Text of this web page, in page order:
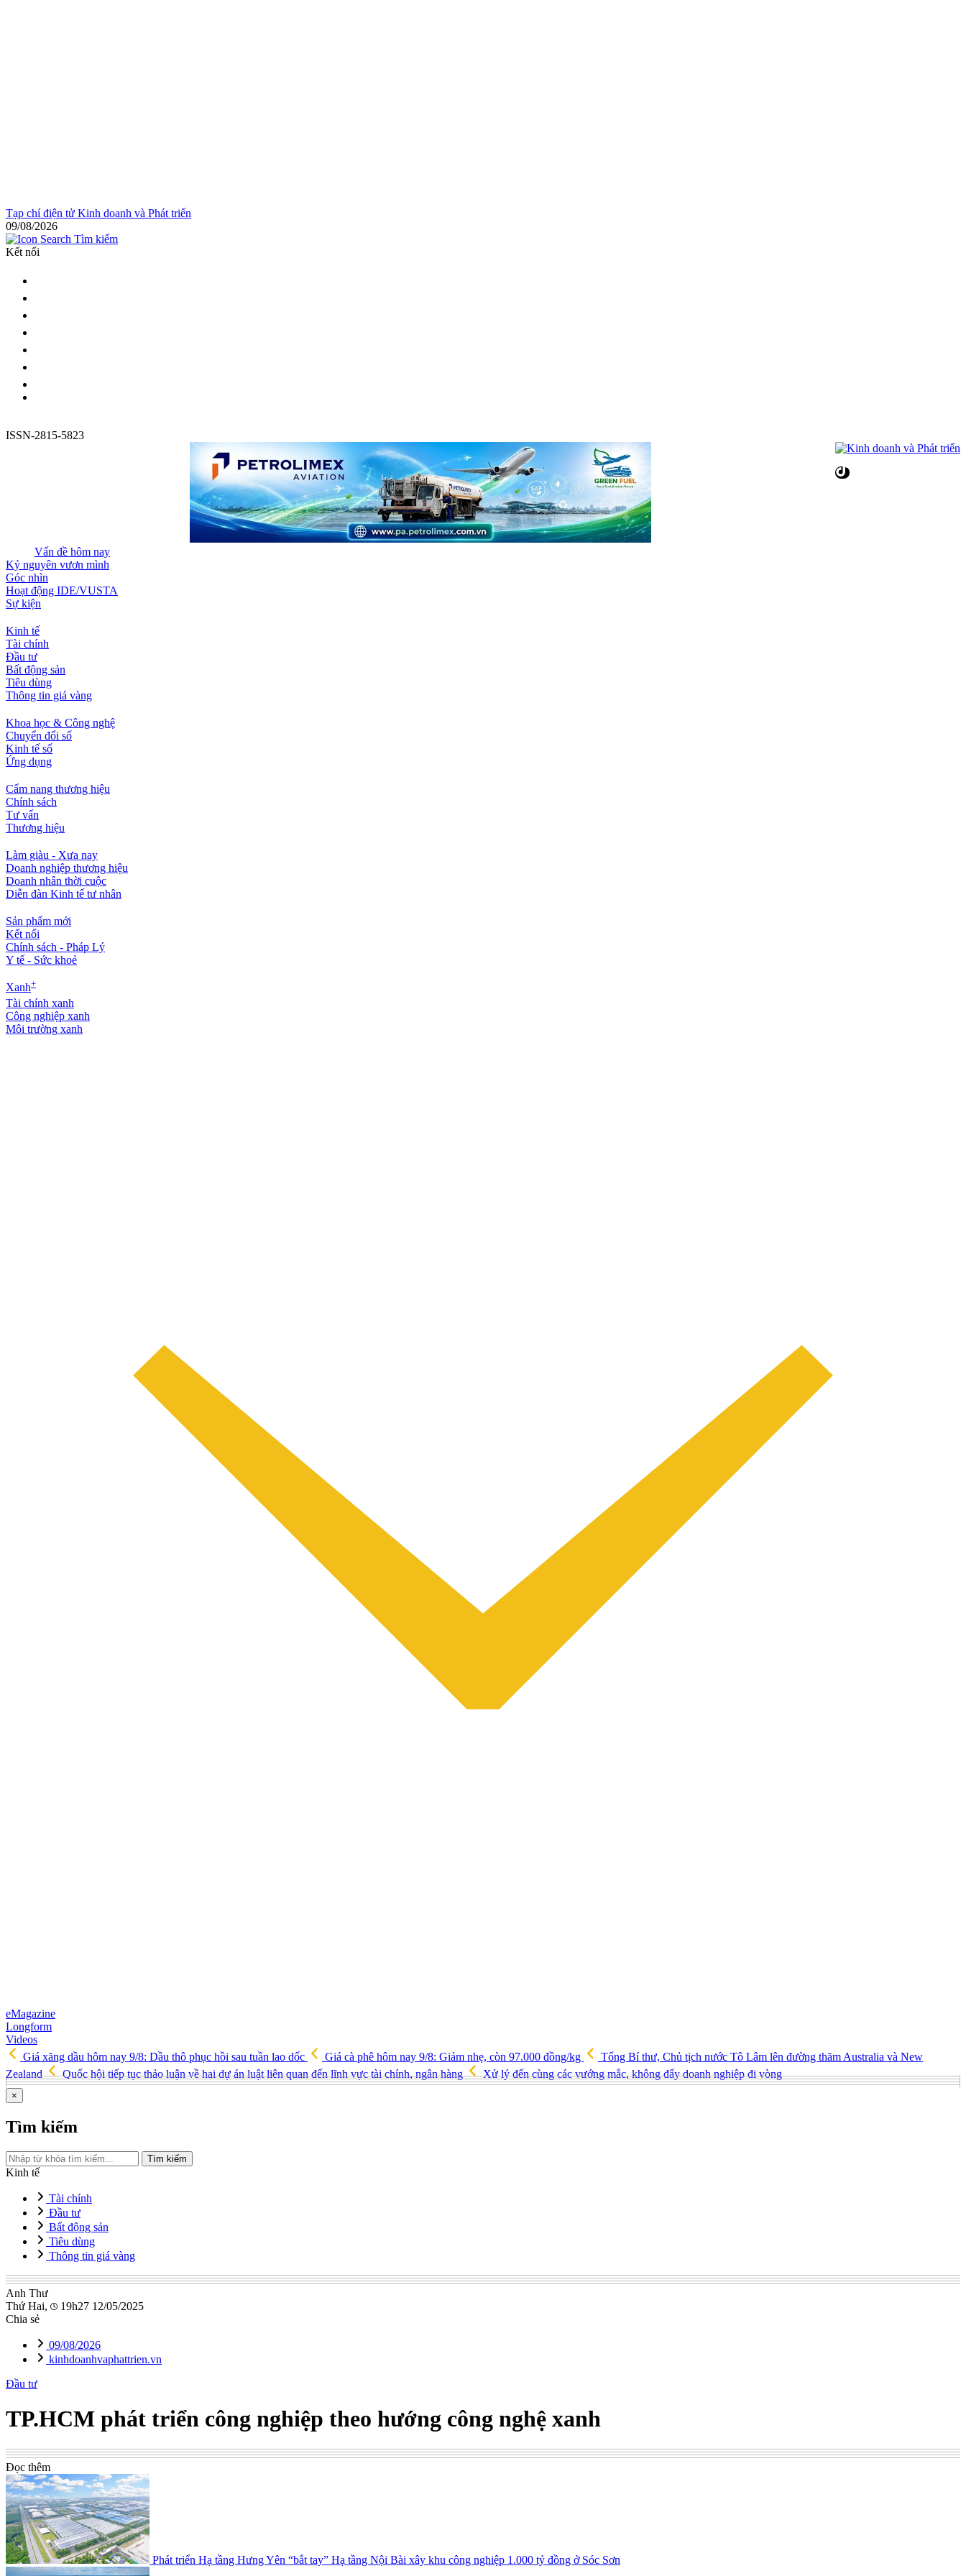
Tạp chí điện tử Kinh doanh và Phát triển
09/08/2026
Tìm kiếm
Kết nối
ISSN-2815-5823
Vấn đề hôm nay
Kỷ nguyên vươn mình
Góc nhìn
Hoạt động IDE/VUSTA
Sự kiện
Kinh tế
Tài chính
Đầu tư
Bất động sản
Tiêu dùng
Thông tin giá vàng
Khoa học & Công nghệ
Chuyển đổi số
Kinh tế số
Ứng dụng
Cẩm nang thương hiệu
Chính sách
Tư vấn
Thương hiệu
Làm giàu - Xưa nay
Doanh nghiệp thương hiệu
Doanh nhân thời cuộc
Diễn đàn Kinh tế tư nhân
Sản phẩm mới
Kết nối
Chính sách - Pháp Lý
Y tế - Sức khoẻ
Xanh+
Tài chính xanh
Công nghiệp xanh
Môi trường xanh
eMagazine
Longform
Videos
Giá xăng dầu hôm nay 9/8: Dầu thô phục hồi sau tuần lao dốc
Giá cà phê hôm nay 9/8: Giảm nhẹ, còn 97.000 đồng/kg
Tổng Bí thư, Chủ tịch nước Tô Lâm lên đường thăm Australia và New
Zealand
Quốc hội tiếp tục thảo luận về hai dự án luật liên quan đến lĩnh vực tài chính, ngân hàng Xử lý đến cùng các vướng mắc, không đẩy doanh nghiệp đi vòng
×
Tìm kiếm
Tìm kiếm
Kinh tế
Tài chính
Đầu tư
Bất động sản
Tiêu dùng
Thông tin giá vàng
Anh Thư
Thứ Hai,
19h27 12/05/2025
Chia sẻ
09/08/2026
kinhdoanhvaphattrien.vn
Đầu tư
TP.HCM phát triển công nghiệp theo hướng công nghệ xanh
Đọc thêm
Phát triển Hạ tầng Hưng Yên “bắt tay” Hạ tầng Nội Bài xây khu công nghiệp 1.000 tỷ đồng ở Sóc Sơn